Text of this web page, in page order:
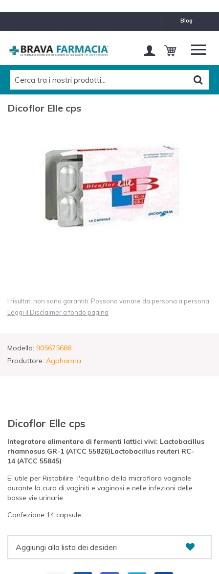
blog
Dicoflor Elle cps
I risultati non sono garantiti. Possono variare da persona a persona.
Leggi il Disclaimer a fondo pagina
Modello: 905675688
Produttore: Agpharma
Dicoflor Elle cps
Integratore alimentare di fermenti lattici vivi: Lactobacillus
rhamnosus GR-1 (ATCC 55826)Lactobacillus reuteri RC-
14 (ATCC 55845)
E' utile per Ristabilire l'equilibrio della microflora vaginale
durante la cura di vaginiti e vaginosi e nelle infezioni delle
basse vie urinarie
Confezione 14 capsule
Aggiungi alla lista dei desideri